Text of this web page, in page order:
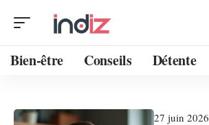
Bien-être Conseils Détente
27 juin 2026